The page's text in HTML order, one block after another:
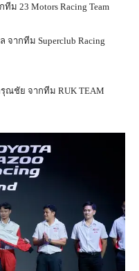
ม 23 Motors Racing Team
ากทีม Superclub Racing
ณชัย จากทีม RUK TEAM